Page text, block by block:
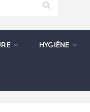
HYGIËNE